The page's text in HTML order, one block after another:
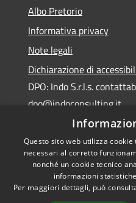
Albo Pretorio
Informativa privacy
Note legali
Dichiarazione di
DPO: Indo S.r.l.s.
dpo@indoconsulting.it
Accessibilità
Questo sito web utilizza
necessari al corretto
nonché un cookie tecnico
informazioni
Per maggiori dettagli, può